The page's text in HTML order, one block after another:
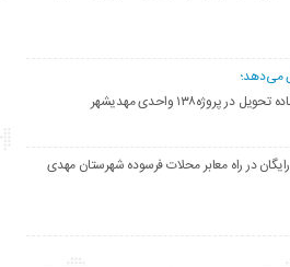
می‌دهد؛
رایگان در راه معابر محلات فرسوده شهرستان مهدی